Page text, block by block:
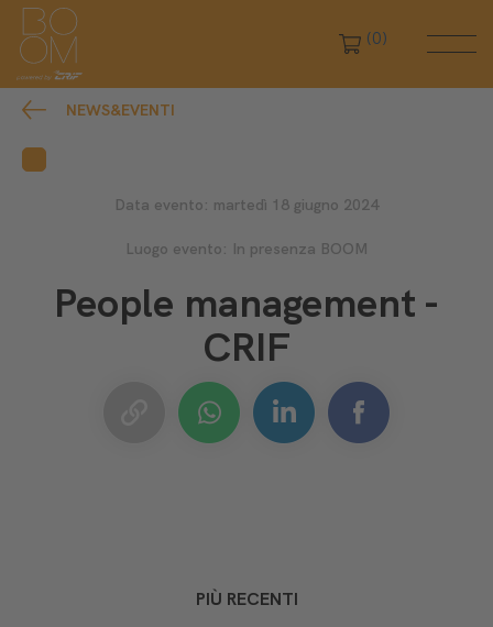
(0)
NEWS&EVENTI
Data evento: martedì 18 giugno 2024
Luogo evento: In presenza BOOM
People management -
CRIF
PIÙ RECENTI